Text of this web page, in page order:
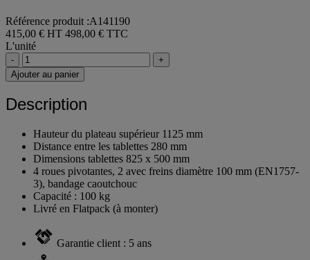
Référence produit :A141190
415,00 € HT 498,00 € TTC
L'unité
-
+
Ajouter au panier
Description
Hauteur du plateau supérieur 1125 mm
Distance entre les tablettes 280 mm
Dimensions tablettes 825 x 500 mm
4 roues pivotantes, 2 avec freins diamètre 100 mm (EN1757-
3), bandage caoutchouc
Capacité : 100 kg
Livré en Flatpack (à monter)
Garantie client : 5 ans